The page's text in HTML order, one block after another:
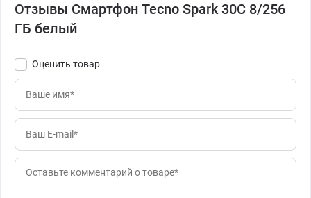
Отзывы Смартфон Tecno Spark 30C 8/256
ГБ белый
Оценить товар